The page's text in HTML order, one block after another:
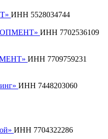
ИНН 5528034744
ИНН 7702536109
ИНН 7709759231
ИНН 7448203060
ИНН 7704322286